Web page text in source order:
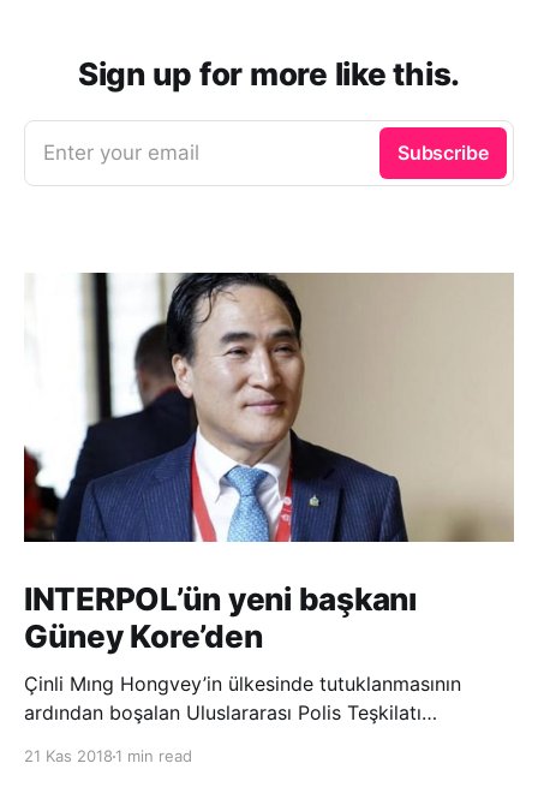
Sign up for more like this.
Enter your email Subscribe
INTERPOL’ün yeni başkanı
Güney Kore’den
Çinli Mıng Hongvey’in ülkesinde tutuklanmasının
ardından boşalan Uluslararası Polis Teşkilatı
21 Kas 2018 1 min read